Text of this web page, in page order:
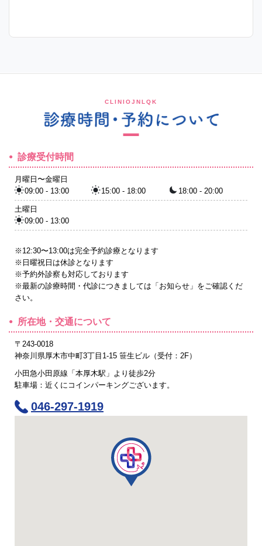
CLINIOJNLQK
診療受付時間
月曜日〜金曜日
09:00 - 13:00
15:00 - 18:00 18:00 - 20:00
土曜日
09:00 - 13:00
※12:30〜13:00は完全予約診療となります
※日曜祝日は休診となります
※予約外診察も対応しております
※最新の診療時間・代診につきましては「お知らせ」をご確認くだ
さい。
所在地・交通について
〒243-0018
神奈川県厚木市中町3丁目1-15 笹生ビル（受付：2F）
小田急小田原線「本厚木駅」より徒歩2分
駐車場：近くにコインパーキングございます。
046-297-1919